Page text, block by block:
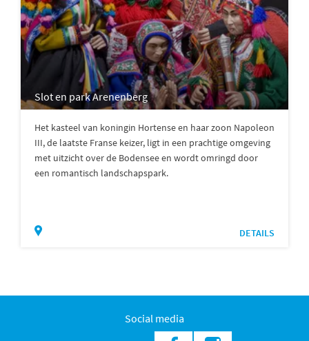
Slot en park Arenenberg
Het kasteel van koningin Hortense en haar zoon Napoleon
III, de laatste Franse keizer, ligt in een prachtige omgeving
met uitzicht over de Bodensee en wordt omringd door
een romantisch landschapspark.
DETAILS
Social media